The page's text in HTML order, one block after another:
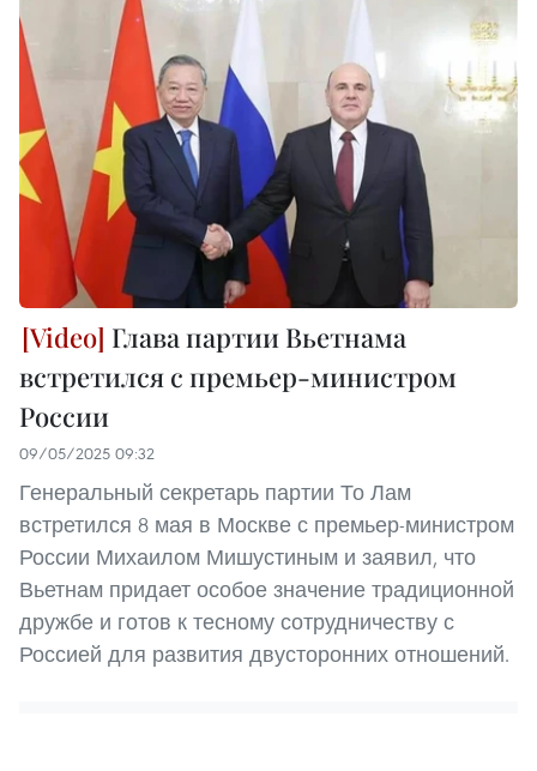
Глава партии Вьетнама
встретился с премьер-министром
России
09/05/2025 09:32
Генеральный секретарь партии То Лам
встретился 8 мая в Москве с премьер-министром
России Михаилом Мишустиным и заявил, что
Вьетнам придает особое значение традиционной
дружбе и готов к тесному сотрудничеству с
Россией для развития двусторонних отношений.